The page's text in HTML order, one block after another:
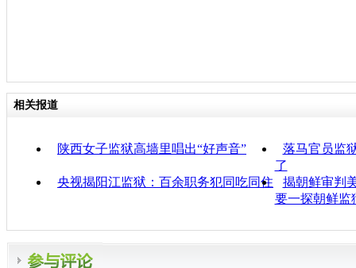
相关报道
陕西女子监狱高墙里唱出“好声音”
落马官员监
了
央视揭阳江监狱：百余职务犯同吃同住
揭朝鲜审判
要一探朝鲜监